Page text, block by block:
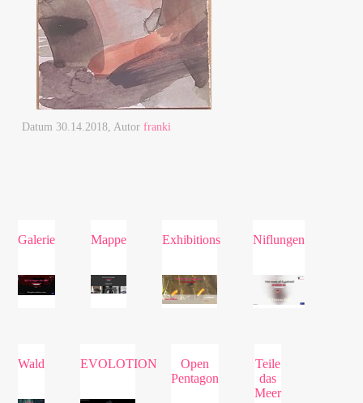
Datum30.14.2018 , Autorfranki
Galerie Mappe Exhibitions Niflungen
Wald EVOLOTION
Open
Pentagon
Teile
das
Meer